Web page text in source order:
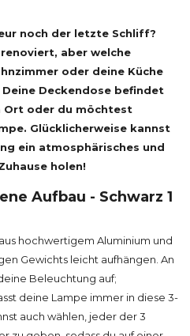
noch der letzte Schliff?
aber welche
oder deine Küche
Deckendose befindet
Ort oder du möchtest
Glücklicherweise kannst
ein atmosphärisches und
holen!
Aufbau - Schwarz 1
hochwertigem Aluminium und
Gewichts leicht aufhängen. An
Beleuchtung auf;
deine Lampe immer in diese 3-
auch wählen, jeder der 3